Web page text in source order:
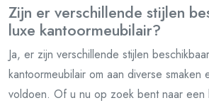
Zijn er verschillende stijlen
luxe kantoormeubilair?
Ja, er zijn verschillende stijlen
kantoormeubilair om aan diverse smaken
voldoen. Of u nu op zoek bent naar een